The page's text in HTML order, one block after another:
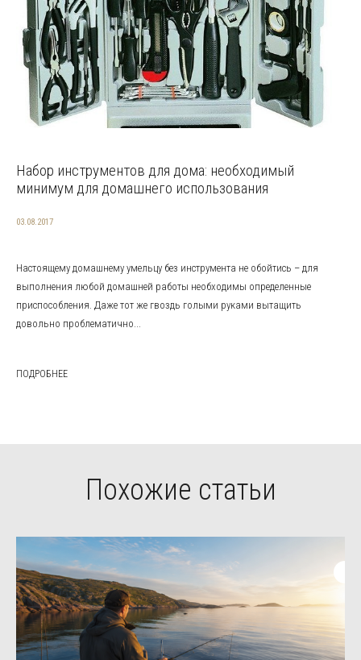
Набор инструментов для дома: необходимый
минимум для домашнего использования
03.08.2017
Настоящему домашнему умельцу без инструмента не обойтись – для
выполнения любой домашней работы необходимы определенные
приспособления. Даже тот же гвоздь голыми руками вытащить
довольно проблематично...
ПОДРОБНЕЕ
Похожие статьи